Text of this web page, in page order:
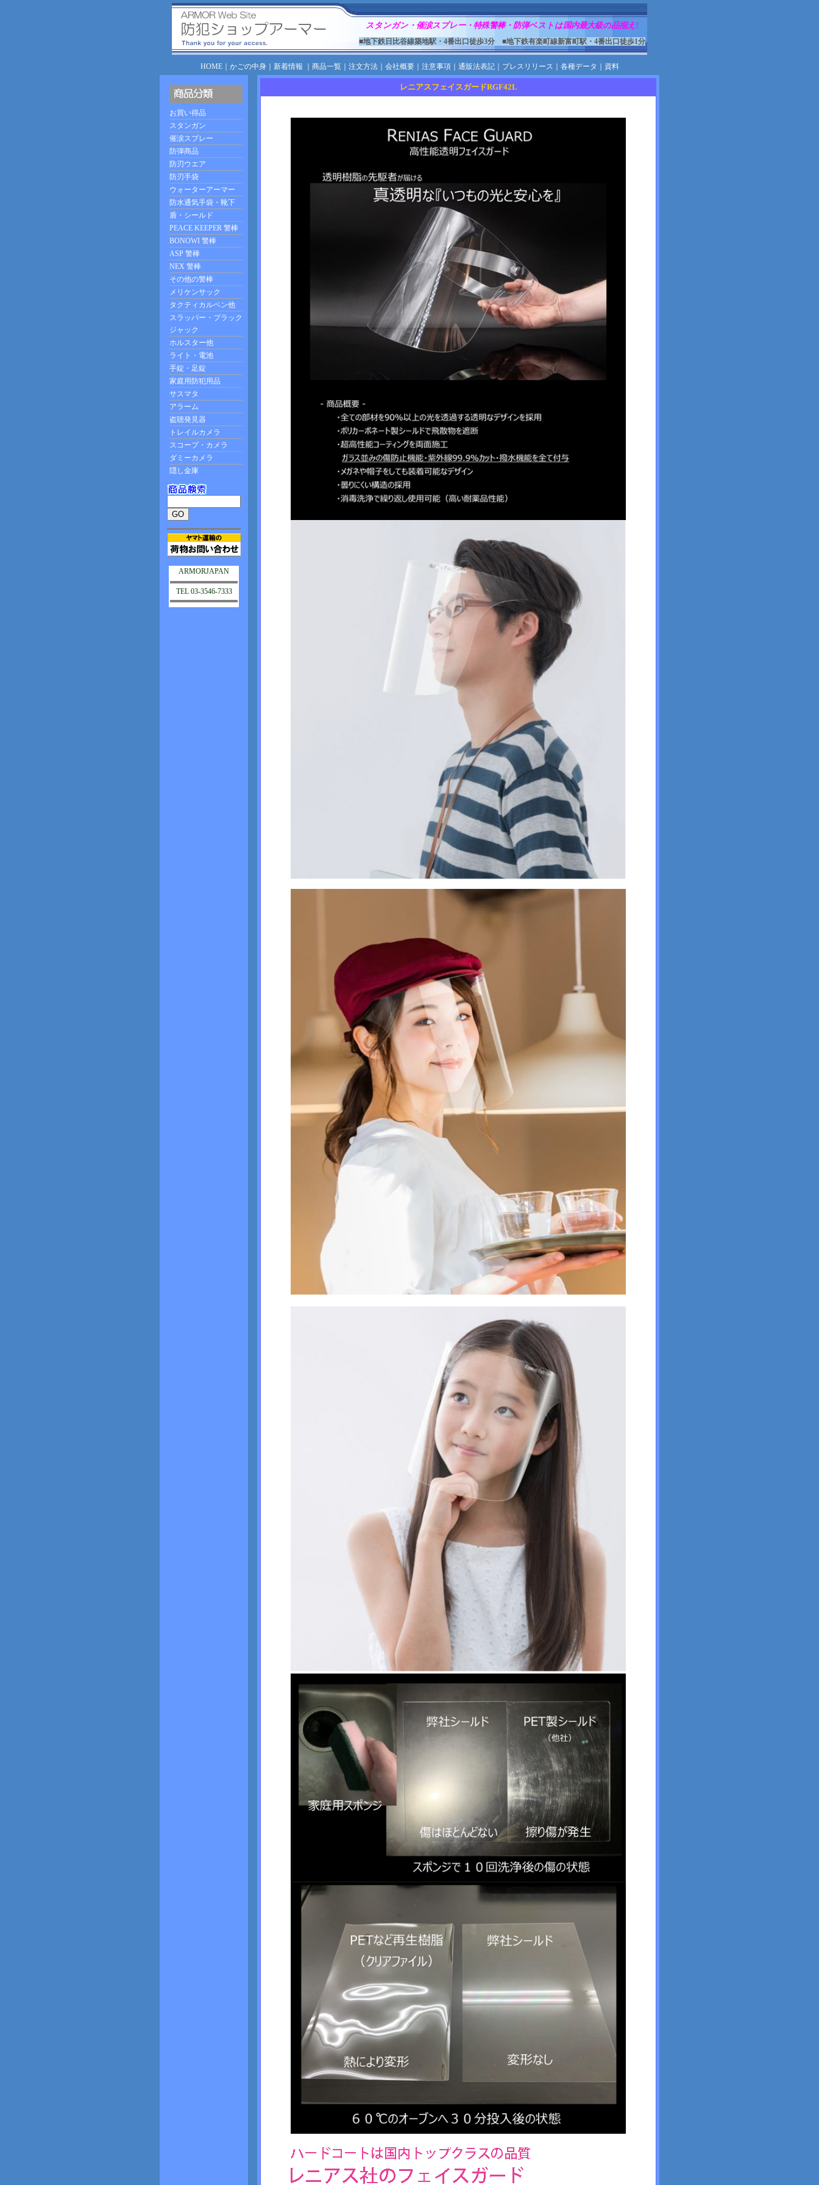
スタンガン・催涙スプレー・特殊警棒・防弾ベストは国内最大級の品揃え!
■地下鉄日比谷線築地駅・4番出口徒歩3分 ■地下鉄有楽町線新富町駅・4番出口徒歩1分
HOME｜ かごの中身｜ 新着情報 商品一覧｜ 注文方法｜ 会社概要｜ 注意事項｜ 通販法表記｜ プレスリリース 各種データ 資料
ARMORJAPAN
TEL 03-3546-7333
レニアスフェイスガードRGF42L